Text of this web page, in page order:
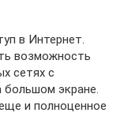
в Интернет.
возможность
сетях с
большом экране.
и полноценное